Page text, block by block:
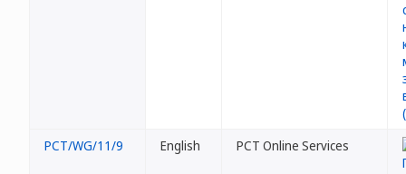
PCT/WG/11/9 English PCT Online Services